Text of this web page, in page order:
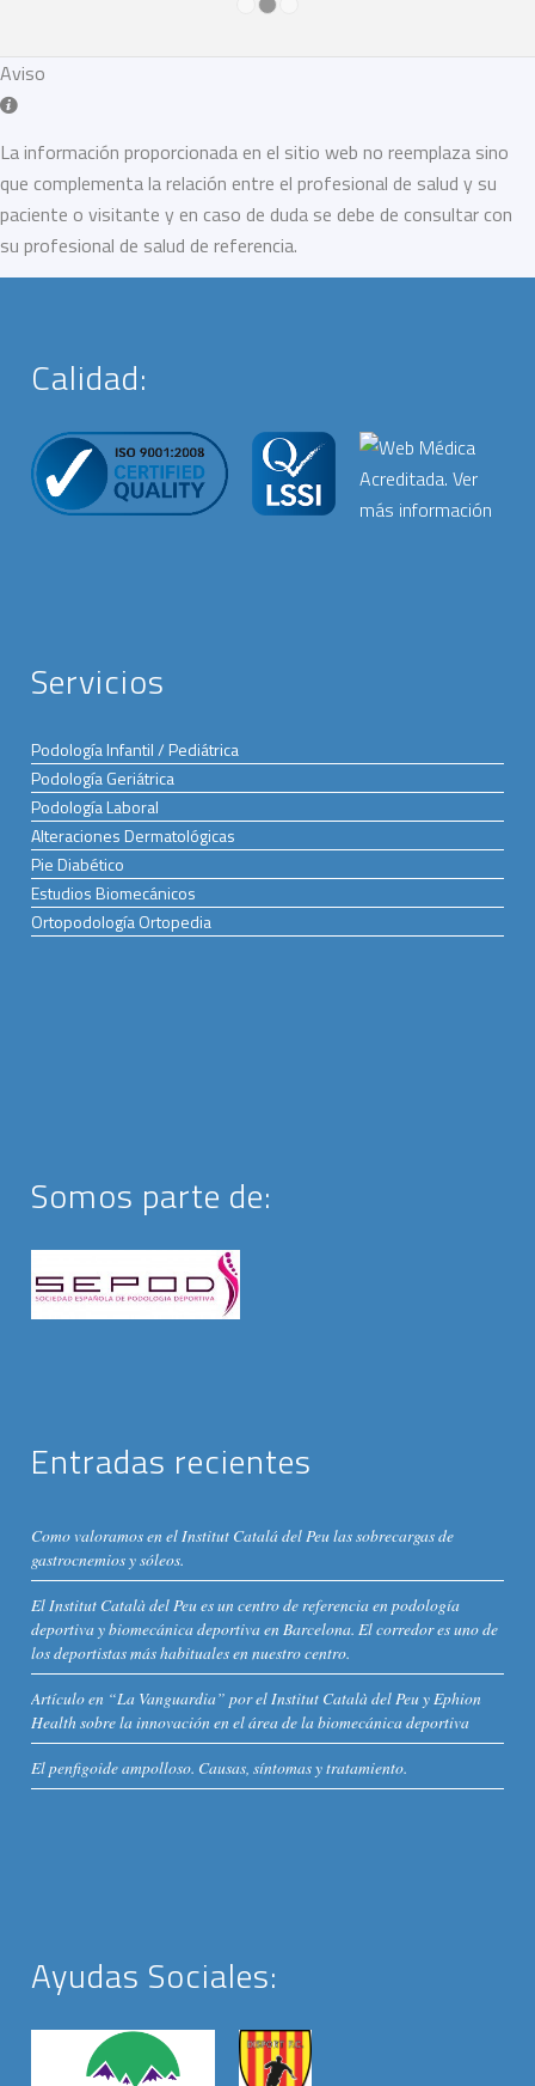
Aviso
La información proporcionada en el sitio web no reemplaza sino
que complementa la relación entre el profesional de salud y su
paciente o visitante y en caso de duda se debe de consultar con
su profesional de salud de referencia.
Calidad:
Servicios
Podología Infantil / Pediátrica
Podología Geriátrica
Podología Laboral
Alteraciones Dermatológicas
Pie Diabético
Estudios Biomecánicos
Ortopodología Ortopedia
Somos parte de:
Entradas recientes
Como valoramos en el Institut Catalá del Peu las sobrecargas de
gastrocnemios y sóleos.
El Institut Català del Peu es un centro de referencia en podología
deportiva y biomecánica deportiva en Barcelona. El corredor es uno de
los deportistas más habituales en nuestro centro.
Artículo en “La Vanguardia” por el Institut Català del Peu y Ephion
Health sobre la innovación en el área de la biomecánica deportiva
El penfigoide ampolloso. Causas, síntomas y tratamiento.
Ayudas Sociales: